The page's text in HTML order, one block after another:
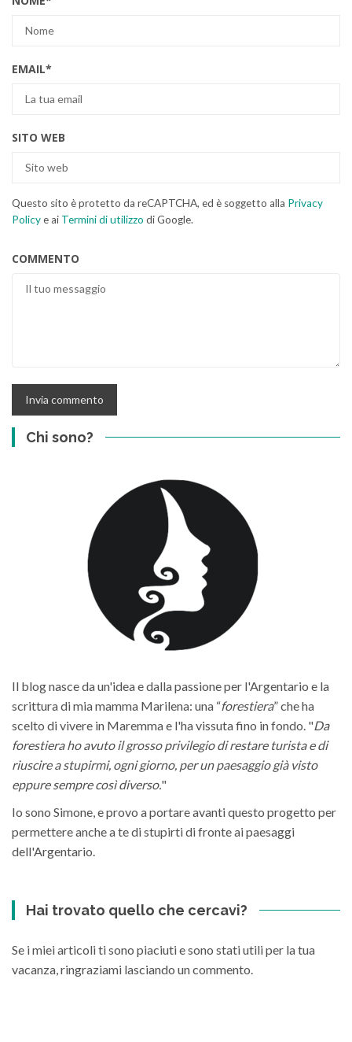
EMAIL*
SITO WEB
Questo sito è protetto da reCAPTCHA, ed è soggetto alla Privacy
Policye ai Termini di utilizzo di Google.
COMMENTO
Chi sono?
Il blog nasce da un'idea e dalla passione per l'Argentario e la
scrittura di mia mamma Marilena: una “forestiera” che ha
scelto di vivere in Maremma e l'ha vissuta fino in fondo. "Da
forestiera ho avuto il grosso privilegio di restare turista e di
riuscire a stupirmi, ogni giorno, per un paesaggio già visto
eppure sempre così diverso."
Io sono Simone, e provo a portare avanti questo progetto per
permettere anche a te di stupirti di fronte ai paesaggi
dell'Argentario.
Hai trovato quello che cercavi?
Se i miei articoli ti sono piaciuti e sono stati utili per la tua
vacanza, ringraziami lasciando un commento.